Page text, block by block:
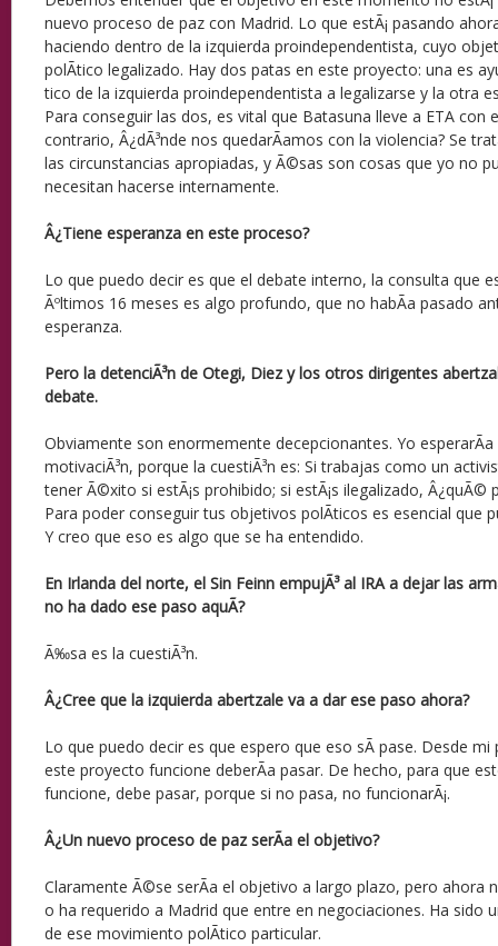
nuevo proceso de paz con Madrid. Lo que estÃ¡ pasando
haciendo dentro de la izquierda proindependentista, cuyo
polÃ­tico legalizado. Hay dos patas en este proyecto: una es
tico de la izquierda proindependentista a legalizarse y la otra
Para conseguir las dos, es vital que Batasuna lleve a ETA con
contrario, Â¿dÃ³nde nos quedarÃ­amos con la violencia? Se
las circunstancias apropiadas, y Ã©sas son cosas que yo no
necesitan hacerse internamente.
Â¿Tiene esperanza en este proceso?
Lo que puedo decir es que el debate interno, la consulta que
Ãºltimos 16 meses es algo profundo, que no habÃ­a pasado
esperanza.
Pero la detenciÃ³n de Otegi, Diez y los otros dirigentes
debate.
Obviamente son enormemente decepcionantes. Yo esperarÃ­a
motivaciÃ³n, porque la cuestiÃ³n es: Si trabajas como un
tener Ã©xito si estÃ¡s prohibido; si estÃ¡s ilegalizado, Â¿quÃ©
Para poder conseguir tus objetivos polÃ­ticos es esencial que
Y creo que eso es algo que se ha entendido.
En Irlanda del norte, el Sin Feinn empujÃ³ al IRA a dejar las
no ha dado ese paso aquÃ­?
Ã‰sa es la cuestiÃ³n.
Â¿Cree que la izquierda abertzale va a dar ese paso ahora?
Lo que puedo decir es que espero que eso sÃ­ pase. Desde
este proyecto funcione deberÃ­a pasar. De hecho, para que
funcione, debe pasar, porque si no pasa, no funcionarÃ¡.
Â¿Un nuevo proceso de paz serÃ­a el objetivo?
Claramente Ã©se serÃ­a el objetivo a largo plazo, pero ahora
o ha requerido a Madrid que entre en negociaciones. Ha sido
de ese movimiento polÃ­tico particular.